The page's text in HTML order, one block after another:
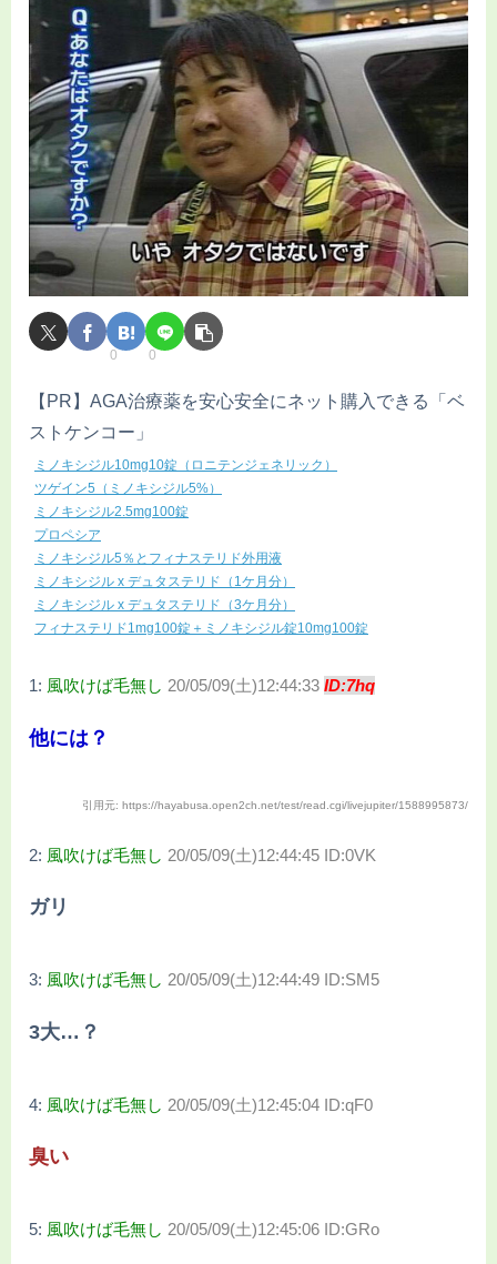
0 0
【PR】AGA治療薬を安心安全にネット購入できる「ベ
ストケンコー」
ミノキシジル10mg10錠（ロニテンジェネリック）
ツゲイン5（ミノキシジル5%）
ミノキシジル2.5mg100錠
プロペシア
ミノキシジル5％とフィナステリド外用液
ミノキシジル x デュタステリド（1ケ月分）
ミノキシジル x デュタステリド（3ケ月分）
フィナステリド1mg100錠＋ミノキシジル錠10mg100錠
1: 風吹けば毛無し 20/05/09(土)12:44:33 ID:7hq
他には？
引用元: https://hayabusa.open2ch.net/test/read.cgi/livejupiter/1588995873/
2: 風吹けば毛無し 20/05/09(土)12:44:45 ID:0VK
ガリ
3: 風吹けば毛無し 20/05/09(土)12:44:49 ID:SM5
3大…？
4: 風吹けば毛無し 20/05/09(土)12:45:04 ID:qF0
臭い
5: 風吹けば毛無し 20/05/09(土)12:45:06 ID:GRo